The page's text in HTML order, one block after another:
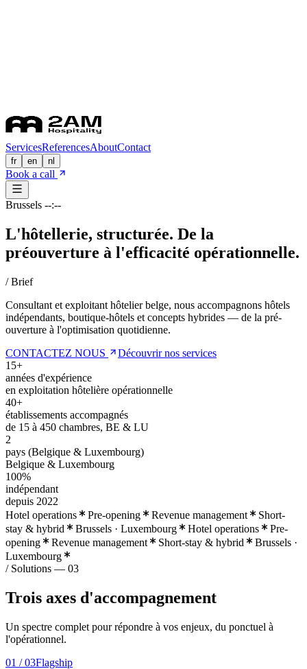
ServicesReferencesAboutContact
fr en nl
Book a call
Brussels --:--
L'hôtellerie, structurée. De la
préouverture à l'efficacité opérationnelle.
/ Brief
Consultant et exploitant hôtelier belge, nous accompagnons hôtels
indépendants, boutique-hôtels et concepts hybrides — de la pré-
ouverture à l'optimisation quotidienne.
CONTACTEZ NOUS
Découvrir nos services
15+
années d'expérience
en exploitation hôtelière opérationnelle
40+
établissements accompagnés
de 15 à 450 chambres, BE & LU
2
pays (Belgique & Luxembourg)
Belgique & Luxembourg
100%
indépendant
depuis 2022
Hotel operations
Pre-opening Revenue management
Short-
stay & hybrid
Brussels · Luxembourg Hotel operations
Pre-
opening
Revenue management Short-stay & hybrid
Brussels ·
Luxembourg
/ Solutions — 03
Trois axes d'accompagnement
Un spectre complet pour répondre à vos enjeux, du ponctuel à
l'opérationnel.
01 / 03Flagship